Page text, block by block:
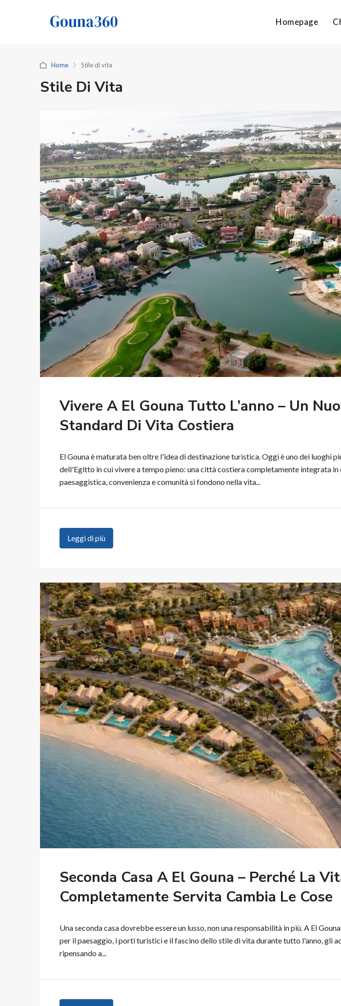
Homepage
Home Stile di vita
Stile Di Vita
Vivere A El Gouna Tutto L’anno – Un
Standard Di Vita Costiera
El Gouna è maturata ben oltre l'idea di destinazione turistica. Oggi è uno dei luoghi
dell'Egitto in cui vivere a tempo pieno: una città costiera completamente integrata in
paesaggistica, convenienza e comunità si fondono nella vita...
Leggi di più
Seconda Casa A El Gouna – Perché La
Completamente Servita Cambia Le Cose
Una seconda casa dovrebbe essere un lusso, non una responsabilità in più. A El
per il paesaggio, i porti turistici e il fascino dello stile di vita durante tutto l'anno, gli
ripensando a...